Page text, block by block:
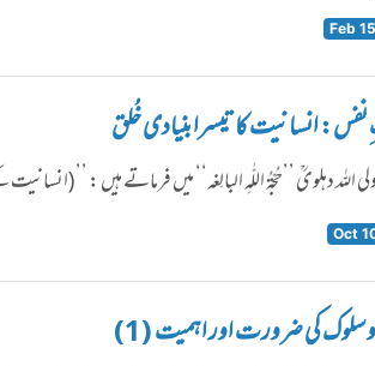
Feb
انسانیت کا تیسرا بنیادی خُلق
اللہ دہلویؒ ’’حُجّۃُ اللّٰہِ البالِغہ‘‘ میں فرماتے ہیں :
Oct
سلوک کی ضرورت اور اہمیت (1)